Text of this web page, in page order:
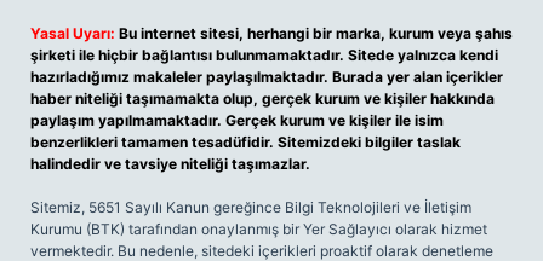
Yasal Uyarı: Bu internet sitesi, herhangi bir marka, kurum veya şahıs
şirketi ile hiçbir bağlantısı bulunmamaktadır. Sitede yalnızca kendi
hazırladığımız makaleler paylaşılmaktadır. Burada yer alan içerikler
haber niteliği taşımamakta olup, gerçek kurum ve kişiler hakkında
paylaşım yapılmamaktadır. Gerçek kurum ve kişiler ile isim
benzerlikleri tamamen tesadüfidir. Sitemizdeki bilgiler taslak
halindedir ve tavsiye niteliği taşımazlar.
Sitemiz, 5651 Sayılı Kanun gereğince Bilgi Teknolojileri ve İletişim
Kurumu (BTK) tarafından onaylanmış bir Yer Sağlayıcı olarak hizmet
vermektedir. Bu nedenle, sitedeki içerikleri proaktif olarak denetleme